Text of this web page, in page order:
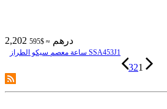
2,202 درهم ≈ $595
ساعة معصم سیکو الطراز SSA453J1
321